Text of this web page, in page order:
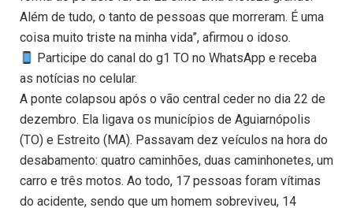
Além de tudo, o tanto de pessoas que morreram. É uma
coisa muito triste na minha vida”, afirmou o idoso.
Participe do canal do g1 TO no WhatsApp e receba
as notícias no celular.
A ponte colapsou após o vão central ceder no dia 22 de
dezembro. Ela ligava os municípios de Aguiarnópolis
(TO) e Estreito (MA). Passavam dez veículos na hora do
desabamento: quatro caminhões, duas caminhonetes, um
carro e três motos. Ao todo, 17 pessoas foram vítimas
do acidente, sendo que um homem sobreviveu, 14